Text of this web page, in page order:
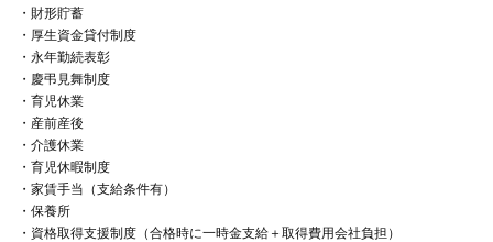
・財形貯蓄
・厚生資金貸付制度
・永年勤続表彰
・慶弔見舞制度
・育児休業
・産前産後
・介護休業
・育児休暇制度
・家賃手当（支給条件有）
・保養所
・資格取得支援制度（合格時に一時金支給＋取得費用会社負担）